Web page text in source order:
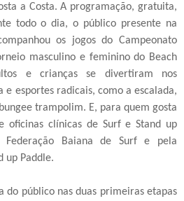
a Costa. A programação, gratuita,
todo o dia, o público presente na
os jogos do Campeonato
masculino e feminino do Beach
e crianças se divertiram nos
e esportes radicais, como a escalada,
trampolim. E, para quem gosta
oficinas clínicas de Surf e Stand up
Federação Baiana de Surf e pela
up Paddle.
nas duas primeiras etapas